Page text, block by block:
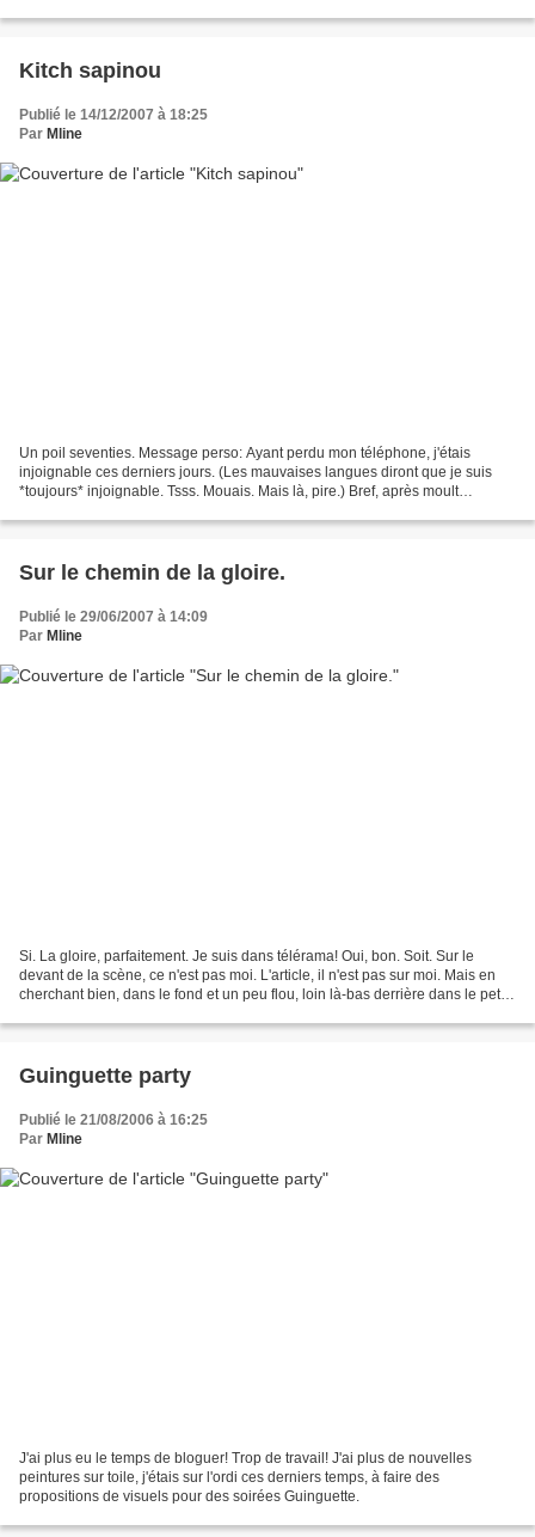
Kitch sapinou
Publié le 14/12/2007 à 18:25
Par Mline
Un poil seventies. Message perso: Ayant perdu mon téléphone, j'étais
injoignable ces derniers jours. (Les mauvaises langues diront que je suis
*toujours* injoignable. Tsss. Mouais. Mais là, pire.) Bref, après moult
Sur le chemin de la gloire.
Publié le 29/06/2007 à 14:09
Par Mline
Si. La gloire, parfaitement. Je suis dans télérama! Oui, bon. Soit. Sur le
devant de la scène, ce n'est pas moi. L'article, il n'est pas sur moi. Mais en
cherchant bien, dans le fond et un peu flou, loin là-bas derrière dans le petit
Guinguette party
Publié le 21/08/2006 à 16:25
Par Mline
J'ai plus eu le temps de bloguer! Trop de travail! J'ai plus de nouvelles
peintures sur toile, j'étais sur l'ordi ces derniers temps, à faire des
propositions de visuels pour des soirées Guinguette.